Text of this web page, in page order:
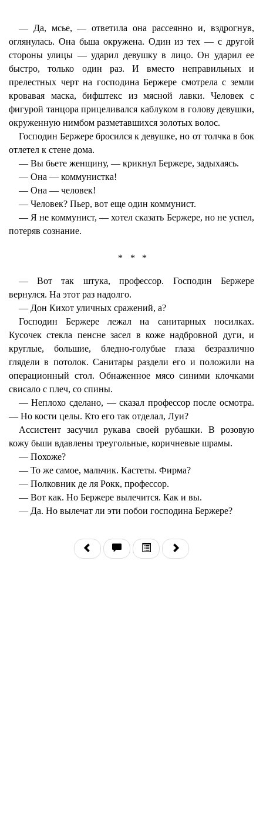
— Да, мсье, — ответила она рассеянно и, вздрогнув,
оглянулась. Она бьша окружена. Один из тех — с другой
стороны улицы — ударил девушку в лицо. Он ударил ее
быстро, только один раз. И вместо неправильных и
прелестных черт на господина Бержере смотрела с земли
кровавая маска, бифштекс из мясной лавки. Человек с
фигурой танцора прицеливался каблуком в голову девушки,
окруженную нимбом разметавшихся золотых волос.
Господин Бержере бросился к девушке, но от толчка в бок
отлетел к стене дома.
— Вы бьете женщину, — крикнул Бержере, задыхаясь.
— Она — коммунистка!
— Она — человек!
— Человек? Пьер, вот еще один коммунист.
— Я не коммунист, — хотел сказать Бержере, но не успел,
потеряв сознание.
* * *
— Вот так штука, профессор. Господин Бержере
вернулся. На этот раз надолго.
— Дон Кихот уличных сражений, а?
Господин Бержере лежал на санитарных носилках.
Кусочек стекла пенсне засел в коже надбровной дуги, и
круглые, большие, бледно-голубые глаза безразлично
глядели в потолок. Санитары раздели его и положили на
операционный стол. Обнаженное мясо синими клочками
свисало с плеч, со спины.
— Неплохо сделано, — сказал профессор после осмотра.
— Но кости целы. Кто его так отделал, Луи?
Ассистент засучил рукава своей рубашки. В розовую
кожу бьши вдавлены треугольные, коричневые шрамы.
— Похоже?
— То же самое, мальчик. Кастеты. Фирма?
— Полковник де ля Рокк, профессор.
— Вот как. Но Бержере вылечится. Как и вы.
— Да. Но вылечат ли эти побои господина Бержере?